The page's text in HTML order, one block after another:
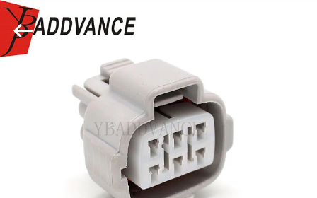
ΠΡΟΪΌΝΤΑ
ΠΕΡΊΠΟΥ
YingBao
Auto
Parts
Co.,Ltd.
Rights
Reserved.